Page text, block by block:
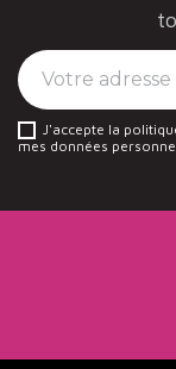
J'accepte la
mes données